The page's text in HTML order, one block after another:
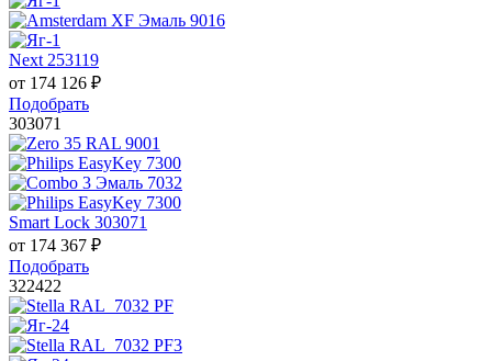
Next 253119
от 174 126 ₽
Подобрать
303071
Smart Lock 303071
от 174 367 ₽
Подобрать
322422